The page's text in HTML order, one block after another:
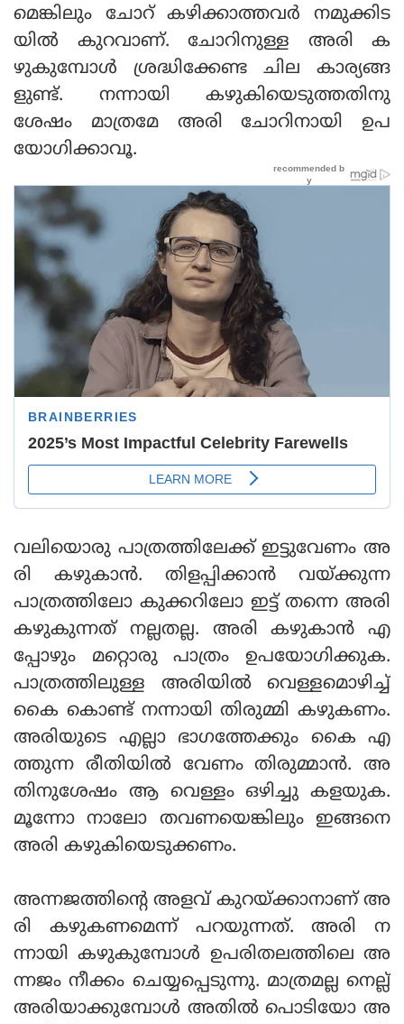
മെങ്കിലും ചോറ് കഴിക്കാത്തവര്‍ നമുക്കിട
യില്‍ കുറവാണ്. ചോറിനുള്ള അരി ക
ഴുകുമ്പോള്‍ ശ്രദ്ധിക്കേണ്ട ചില കാര്യങ്ങ
ളുണ്ട്. നന്നായി കഴുകിയെടുത്തതിനു
ശേഷം മാത്രമേ അരി ചോറിനായി ഉപ
യോഗിക്കാവൂ.
വലിയൊരു പാത്രത്തിലേക്ക് ഇട്ടുവേണം അ
രി കഴുകാന്‍. തിളപ്പിക്കാന്‍ വയ്ക്കുന്ന
പാത്രത്തിലോ കുക്കറിലോ ഇട്ട് തന്നെ അരി
കഴുകുന്നത് നല്ലതല്ല. അരി കഴുകാന്‍ എ
പ്പോഴും മറ്റൊരു പാത്രം ഉപയോഗിക്കുക.
പാത്രത്തിലുള്ള അരിയില്‍ വെള്ളമൊഴിച്ച്
കൈ കൊണ്ട് നന്നായി തിരുമ്മി കഴുകണം.
അരിയുടെ എല്ലാ ഭാഗത്തേക്കും കൈ എ
ത്തുന്ന രീതിയില്‍ വേണം തിരുമ്മാന്‍. അ
തിനുശേഷം ആ വെള്ളം ഒഴിച്ചു കളയുക.
മൂന്നോ നാലോ തവണയെങ്കിലും ഇങ്ങനെ
അരി കഴുകിയെടുക്കണം.
അന്നജത്തിന്റെ അളവ് കുറയ്ക്കാനാണ് അ
രി കഴുകണമെന്ന് പറയുന്നത്. അരി ന
ന്നായി കഴുകുമ്പോള്‍ ഉപരിതലത്തിലെ അ
ന്നജം നീക്കം ചെയ്യപ്പെടുന്നു. മാത്രമല്ല നെല്ല്
അരിയാക്കുമ്പോള്‍ അതില്‍ പൊടിയോ അ